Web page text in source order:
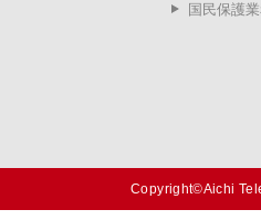
国民保護
Copyright©Aichi